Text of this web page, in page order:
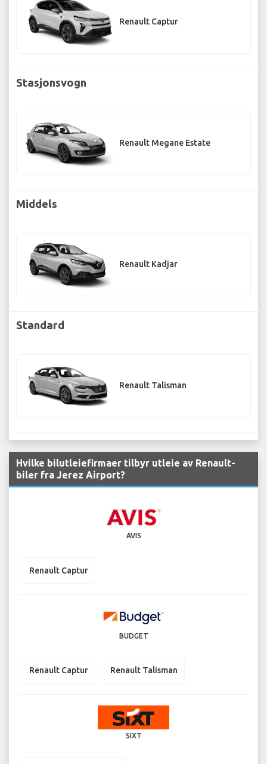
Renault Captur
Stasjonsvogn
Renault Megane Estate
Middels
Renault Kadjar
Standard
Renault Talisman
Hvilke bilutleiefirmaer tilbyr utleie av Renault-
biler fra Jerez Airport?
AVIS
Renault Captur
BUDGET
Renault Captur Renault Talisman
SIXT